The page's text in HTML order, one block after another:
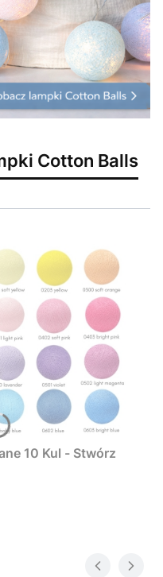
Cotton Balls
10 Kul - Stwórz